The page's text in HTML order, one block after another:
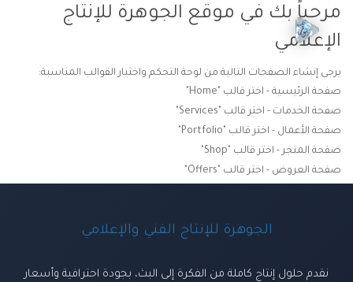
مرحباً بك في موقع الجوهرة للإنتاج
الإعلامي
يرجى إنشاء الصفحات التالية من لوحة التحكم واختيار القوالب المناسبة:
صفحة الرئيسية - اختر قالب "Home"
صفحة الخدمات - اختر قالب "Services"
صفحة الأعمال - اختر قالب "Portfolio"
صفحة المتجر - اختر قالب "Shop"
صفحة العروض - اختر قالب "Offers"
الجوهرة للإنتاج الفني والإعلامي
نقدم حلول إنتاج كاملة من الفكرة إلى البث، بجودة احترافية وأسعار